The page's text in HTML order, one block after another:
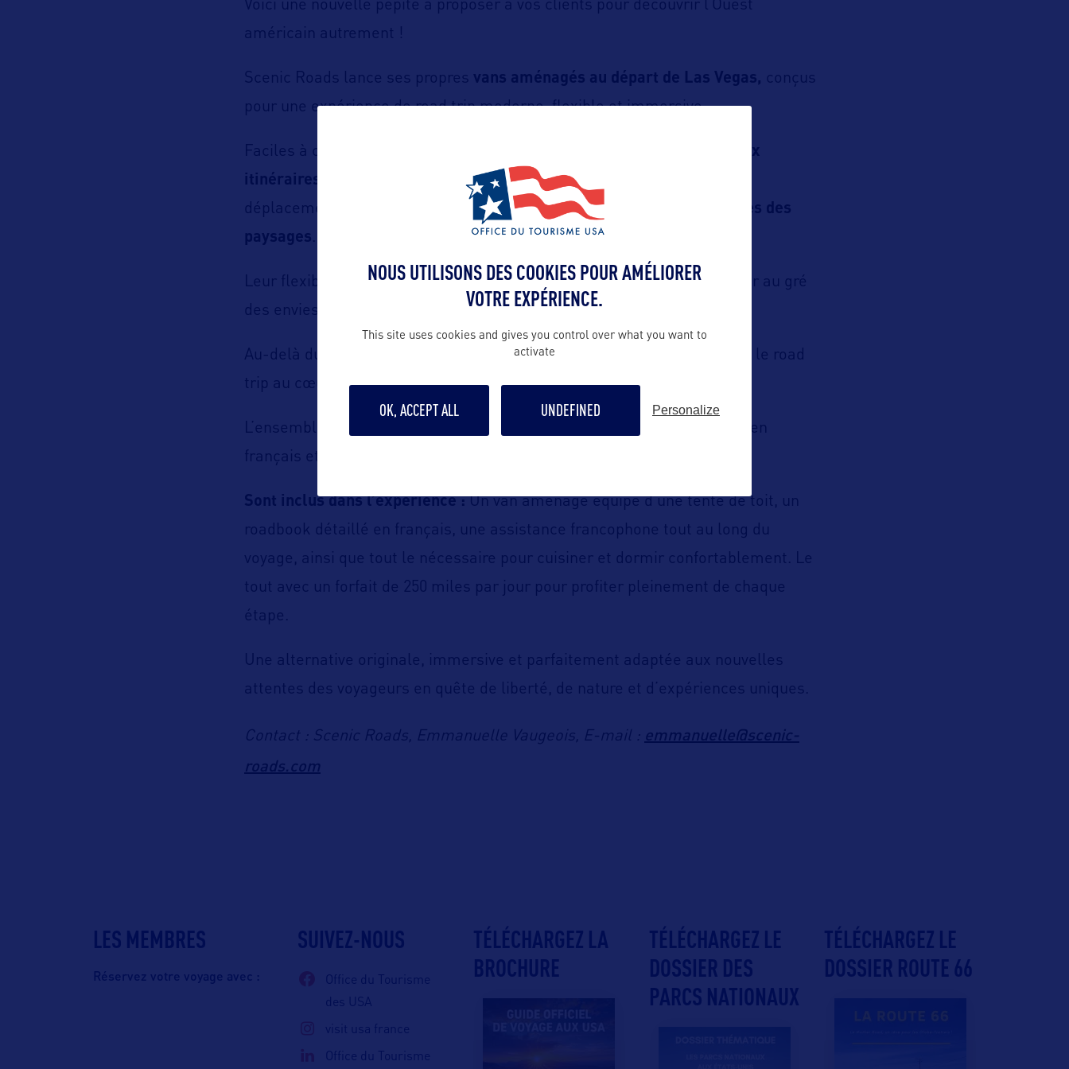
Voici une nouvelle pépite à proposer à vos clients pour découvrir l’Ouest
américain autrement !
Scenic Roads lance ses propres vans aménagés au départ de Las Vegas, conçus
pour une expérience de road trip moderne, flexible et immersive.
Faciles à conduire et compacts, ces vans sont
parfaitement adaptés aux
itinéraires
dans les parcs nationaux. Ils offrent une
déplacement et permettent de voyager entoute autonomie
près des
paysages.
Leur flexibilité permet d’organiser facilement chaque étape, de s’arrêter au gré
des envies et de profiter pleinement du voyage.
Au-delà du côté pratique, ils proposent une
: vivre le road
trip au cœur de la nature, dans un esprit authentique et accessible.
L’ensemble reste simple à prendre en main, avec un accompagnement en
français et des équipements complets.
Sont inclus dans l’expérience : Un van aménagé équipé d’une tente de toit, un
roadbook détaillé en français, une assistance francophone tout au long du
voyage, ainsi que tout le nécessaire pour cuisiner et dormir confortablement. Le
tout avec un forfait de 250 miles par jour pour profiter pleinement de chaque
étape.
Une alternative originale, immersive et parfaitement adaptée aux nouvelles
attentes des voyageurs en quête de liberté, de nature et d’expériences uniques.
Contact : Scenic Roads, Emmanuelle Vaugeois, E-mail : emmanuelle@scenic-
roads.com
LES MEMBRES
Réservez votre voyage avec :
SUIVEZ-NOUS
Office du Tourisme
des USA
visit usa france
Office du Tourisme
TÉLÉCHARGEZ LA
BROCHURE
TÉLÉCHARGEZ LE
DOSSIER DES
PARCS NATIONAUX
TÉLÉCHARGEZ LE
DOSSIER ROUTE 66
NOUS UTILISONS DES COOKIES POUR AMÉLIORER
VOTRE EXPÉRIENCE.
This site uses cookies and gives you control over what you want to
activate
OK, ACCEPT ALL UNDEFINED Personalize